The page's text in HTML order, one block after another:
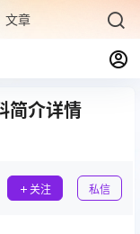
文章专题 最新文章
简介详情
关注 私信